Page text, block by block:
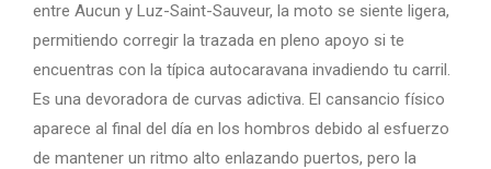
entre Aucun y Luz-Saint-Sauveur, la moto se siente ligera,
permitiendo corregir la trazada en pleno apoyo si te
encuentras con la típica autocaravana invadiendo tu carril.
Es una devoradora de curvas adictiva. El cansancio físico
aparece al final del día en los hombros debido al esfuerzo
de mantener un ritmo alto enlazando puertos, pero la